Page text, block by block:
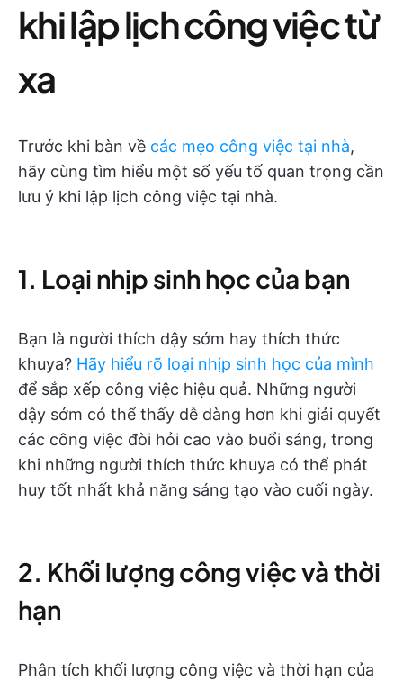
khi lập lịch công việc từ
xa
Trước khi bàn về các mẹo công việc tại nhà,
hãy cùng tìm hiểu một số yếu tố quan trọng cần
lưu ý khi lập lịch công việc tại nhà.
1. Loại nhịp sinh học của bạn
Bạn là người thích dậy sớm hay thích thức
khuya? Hãy hiểu rõ loại nhịp sinh học của mình
để sắp xếp công việc hiệu quả. Những người
dậy sớm có thể thấy dễ dàng hơn khi giải quyết
các công việc đòi hỏi cao vào buổi sáng, trong
khi những người thích thức khuya có thể phát
huy tốt nhất khả năng sáng tạo vào cuối ngày.
2. Khối lượng công việc và thời
hạn
Phân tích khối lượng công việc và thời hạn của